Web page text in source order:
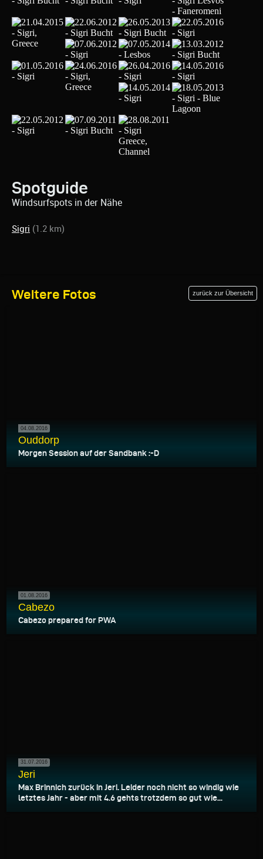
Spotguide
Windsurfspots in der Nähe
Sigri (1.2 km)
Weitere Fotos zurück zur Übersicht
04.08.2016
Ouddorp
Morgen Session auf der Sandbank :-D
01.08.2016
Cabezo
Cabezo prepared for PWA
31.07.2016
Jeri
Max Brinnich zurück in Jeri. Leider noch nicht so windig wie
letztes Jahr - aber mit 4.6 gehts trotzdem so gut wie...